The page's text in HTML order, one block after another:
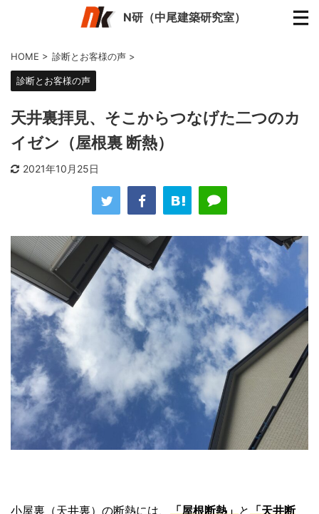
N研（中尾建築研究室）
HOME > 診断とお客様の声 >
診断とお客様の声
天井裏拝見、そこからつなげた二つのカ
イゼン（屋根裏 断熱）
2021年10月25日
小屋裏（天井裏）の断熱には、 「屋根断熱」と「天井断